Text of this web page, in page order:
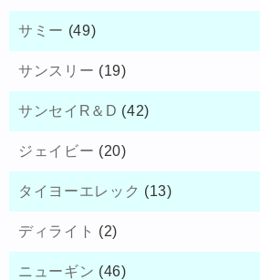
サミー (49)
サンスリー (19)
サンセイR＆D (42)
ジェイビー (20)
タイヨーエレック (13)
ディライト (2)
ニューギン (46)